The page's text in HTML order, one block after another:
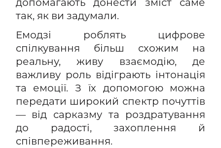
так, як ви задумали.
Емодзі роблять цифрове
спілкування більш схожим на
реальну, живу взаємодію, де
важливу роль відіграють інтонація
та емоції. З їх допомогою можна
передати широкий спектр почуттів
— від сарказму та роздратування
до радості, захоплення й
співпереживання.